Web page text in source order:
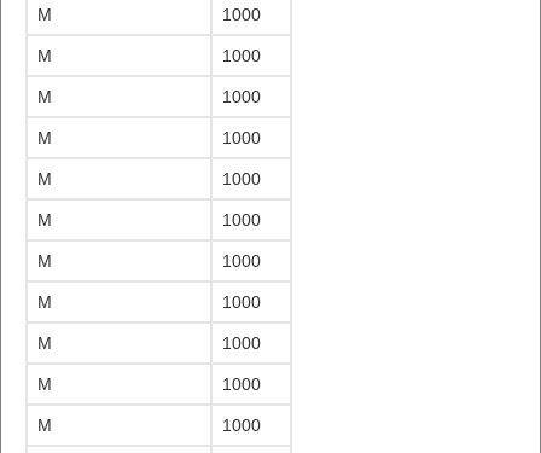
M 1000
M 1000
M 1000
M 1000
M 1000
M 1000
M 1000
M 1000
M 1000
M 1000
M 1000